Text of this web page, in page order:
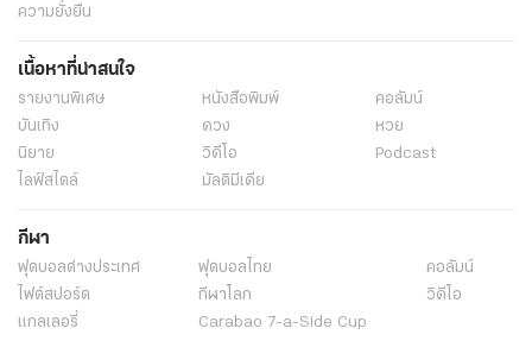
ความยั่งยืน
เนื้อหาที่น่าสนใจ
รายงานพิเศษ หนังสือพิมพ์
คอลัมน์
บันเทิง
ดวง
หวย
นิยาย
วิดีโอ
Podcast
ไลฟ์สไตล์
มัลติมีเดีย
กีฬา
ฟุตบอลต่่างประเทศ ฟุตบอลไทย
คอลัมน์
ไฟต์สปอร์ต
กีฬาโลก
วิดีโอ
แกลเลอรี่
Carabao 7-a-Side Cup